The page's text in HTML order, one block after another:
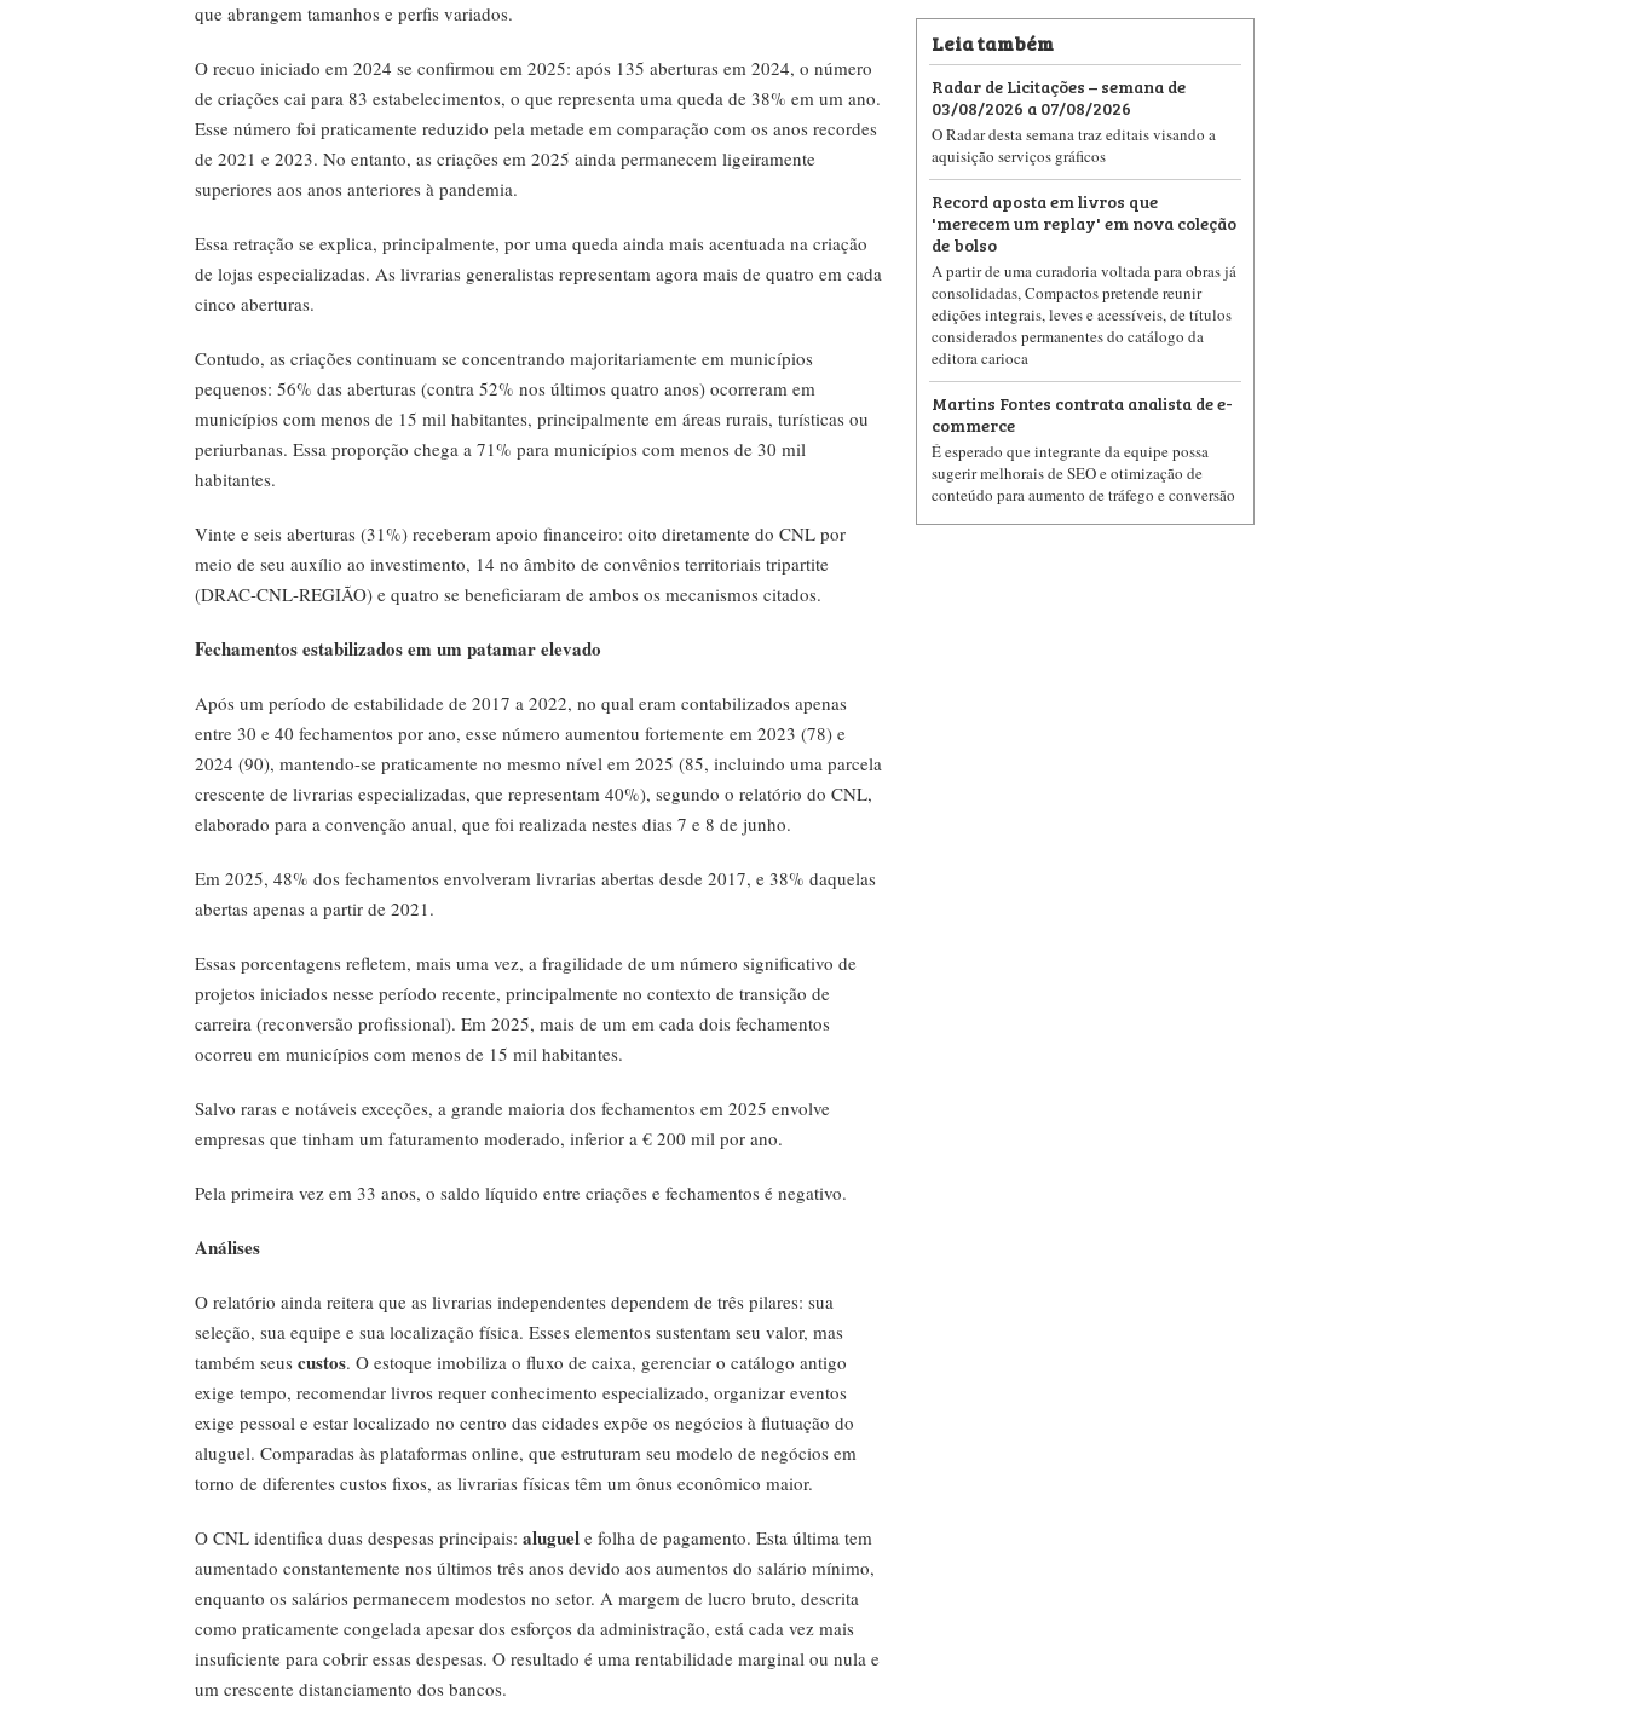
que abrangem tamanhos e perfis variados.
O recuo iniciado em 2024 se confirmou em 2025: após 135 aberturas em 2024, o número
de criações cai para 83 estabelecimentos, o que representa uma queda de 38% em um ano.
Esse número foi praticamente reduzido pela metade em comparação com os anos recordes
de 2021 e 2023. No entanto, as criações em 2025 ainda permanecem ligeiramente
superiores aos anos anteriores à pandemia.
Essa retração se explica, principalmente, por uma queda ainda mais acentuada na criação
de lojas especializadas. As livrarias generalistas representam agora mais de quatro em cada
cinco aberturas.
Contudo, as criações continuam se concentrando majoritariamente em municípios
pequenos: 56% das aberturas (contra 52% nos últimos quatro anos) ocorreram em
municípios com menos de 15 mil habitantes, principalmente em áreas rurais, turísticas ou
periurbanas. Essa proporção chega a 71% para municípios com menos de 30 mil
habitantes.
Vinte e seis aberturas (31%) receberam apoio financeiro: oito diretamente do CNL por
meio de seu auxílio ao investimento, 14 no âmbito de convênios territoriais tripartite
(DRAC-CNL-REGIÃO) e quatro se beneficiaram de ambos os mecanismos citados.
Fechamentos estabilizados em um patamar elevado
Após um período de estabilidade de 2017 a 2022, no qual eram contabilizados apenas
entre 30 e 40 fechamentos por ano, esse número aumentou fortemente em 2023 (78) e
2024 (90), mantendo-se praticamente no mesmo nível em 2025 (85, incluindo uma parcela
crescente de livrarias especializadas, que representam 40%), segundo o relatório do CNL,
elaborado para a convenção anual, que foi realizada nestes dias 7 e 8 de junho.
Em 2025, 48% dos fechamentos envolveram livrarias abertas desde 2017, e 38% daquelas
abertas apenas a partir de 2021.
Essas porcentagens refletem, mais uma vez, a fragilidade de um número significativo de
projetos iniciados nesse período recente, principalmente no contexto de transição de
carreira (reconversão profissional). Em 2025, mais de um em cada dois fechamentos
ocorreu em municípios com menos de 15 mil habitantes.
Salvo raras e notáveis exceções, a grande maioria dos fechamentos em 2025 envolve
empresas que tinham um faturamento moderado, inferior a € 200 mil por ano.
Pela primeira vez em 33 anos, o saldo líquido entre criações e fechamentos é negativo.
Análises
O relatório ainda reitera que as livrarias independentes dependem de três pilares: sua
seleção, sua equipe e sua localização física. Esses elementos sustentam seu valor, mas
também seus custos. O estoque imobiliza o fluxo de caixa, gerenciar o catálogo antigo
exige tempo, recomendar livros requer conhecimento especializado, organizar eventos
exige pessoal e estar localizado no centro das cidades expõe os negócios à flutuação do
aluguel. Comparadas às plataformas online, que estruturam seu modelo de negócios em
torno de diferentes custos fixos, as livrarias físicas têm um ônus econômico maior.
O CNL identifica duas despesas principais: aluguel e folha de pagamento. Esta última tem
aumentado constantemente nos últimos três anos devido aos aumentos do salário mínimo,
enquanto os salários permanecem modestos no setor. A margem de lucro bruto, descrita
como praticamente congelada apesar dos esforços da administração, está cada vez mais
insuficiente para cobrir essas despesas. O resultado é uma rentabilidade marginal ou nula e
um crescente distanciamento dos bancos.
Leia também
Radar de Licitações – semana de
03/08/2026 a 07/08/2026
O Radar desta semana traz editais visando a
aquisição serviços gráficos
Record aposta em livros que
'merecem um replay' em nova coleção
de bolso
A partir de uma curadoria voltada para obras já
consolidadas, Compactos pretende reunir
edições integrais, leves e acessíveis, de títulos
considerados permanentes do catálogo da
editora carioca
Martins Fontes contrata analista de e-
commerce
É esperado que integrante da equipe possa
sugerir melhorais de SEO e otimização de
conteúdo para aumento de tráfego e conversão